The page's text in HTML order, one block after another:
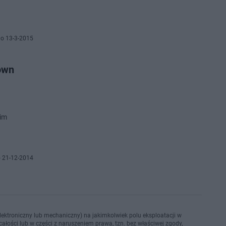
13-3-2015
21-12-2014
lub mechaniczny) na jakimkolwiek polu eksploatacji w
lub w części z naruszeniem prawa, tzn. bez właściwej zgody,